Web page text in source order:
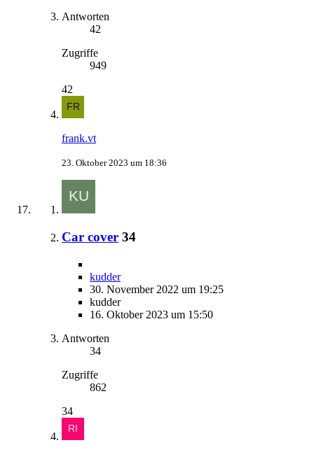
Antworten
42
Zugriffe
949
42
frank.vt
23. Oktober 2023 um 18:36
Car cover 34
kudder
30. November 2022 um 19:25
kudder
16. Oktober 2023 um 15:50
Antworten
34
Zugriffe
862
34